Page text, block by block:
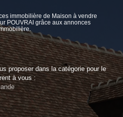
immobilière de Maison à vendre
POUVRAI grâce aux annonces
proposer dans la catégorie pour le
à vous :